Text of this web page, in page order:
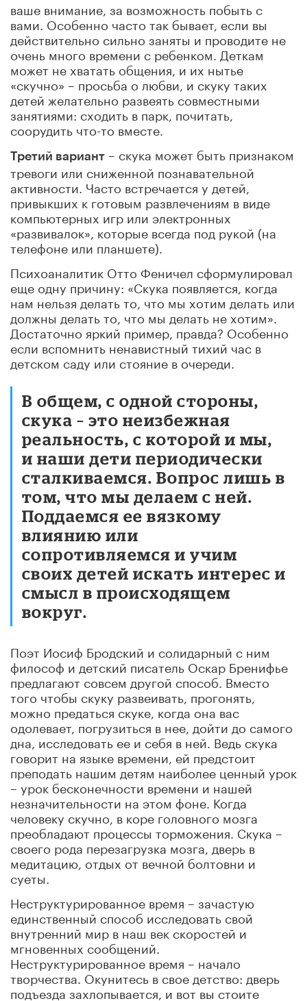
ваше внимание, за возможность побыть с
вами. Особенно часто так бывает, если вы
действительно сильно заняты и проводите не
очень много времени с ребенком. Деткам
может не хватать общения, и их нытье
«скучно» – просьба о любви, и скуку таких
детей желательно развеять совместными
занятиями: сходить в парк, почитать,
соорудить что-то вместе.
Третий вариант – скука может быть признаком
тревоги или сниженной познавательной
активности. Часто встречается у детей,
привыкших к готовым развлечениям в виде
компьютерных игр или электронных
«развивалок», которые всегда под рукой (на
телефоне или планшете).
Психоаналитик Отто Феничел сформулировал
еще одну причину: «Скука появляется, когда
нам нельзя делать то, что мы хотим делать или
должны делать то, что мы делать не хотим».
Достаточно яркий пример, правда? Особенно
если вспомнить ненавистный тихий час в
детском саду или стояние в очереди.
В общем, с одной стороны,
скука – это неизбежная
реальность, с которой и мы,
и наши дети периодически
сталкиваемся. Вопрос лишь в
том, что мы делаем с ней.
Поддаемся ее вязкому
влиянию или
сопротивляемся и учим
своих детей искать интерес и
смысл в происходящем
вокруг.
Поэт Иосиф Бродский и солидарный с ним
философ и детский писатель Оскар Бренифье
предлагают совсем другой способ. Вместо
того чтобы скуку развеивать, прогонять,
можно предаться скуке, когда она вас
одолевает, погрузиться в нее, дойти до самого
дна, исследовать ее и себя в ней. Ведь скука
говорит на языке времени, ей предстоит
преподать нашим детям наиболее ценный урок
– урок бесконечности времени и нашей
незначительности на этом фоне. Когда
человеку скучно, в коре головного мозга
преобладают процессы торможения. Скука –
своего рода перезагрузка мозга, дверь в
медитацию, отдых от вечной болтовни и
суеты.
Неструктурированное время – зачастую
единственный способ исследовать свой
внутренний мир в наш век скоростей и
мгновенных сообщений.
Неструктурированное время – начало
творчества. Окунитесь в свое детство: дверь
подъезда захлопывается, и вот вы стоите